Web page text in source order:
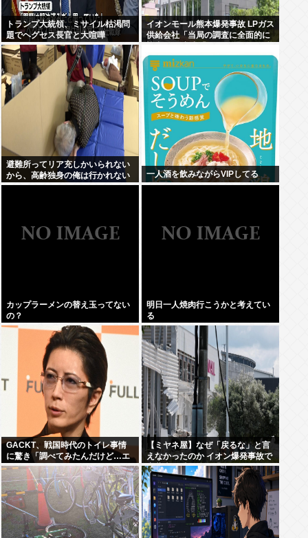
トランプ大統領、ミサイル枯渇問
題でヘグセス長官と大喧嘩
イオンモール熊本爆発事故 LPガス
供給会社「当局の調査に全面的に
性が高いとする見解で一致」と発
表
避難所ってリア充しかいられない
から、高齢独身の俺は行かれない
わ
一人酒を飲みながらVIPしてる
カップラーメンの替え玉ってない
の？
明日一人焼肉行こうかと考えてい
る
GACKT、戦国時代のトイレ事情
に驚き「調べてみたんだけど…エ
グくない？」
【ミヤネ屋】なぜ「戻るな」と言
えなかったのか イオン爆発事故で
斎藤幸平氏も逡巡「ボクもできな
かっただろうなあ」